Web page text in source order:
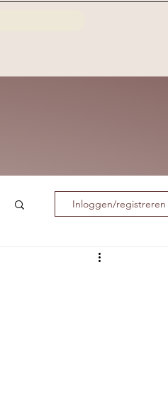
Inloggen/registreren